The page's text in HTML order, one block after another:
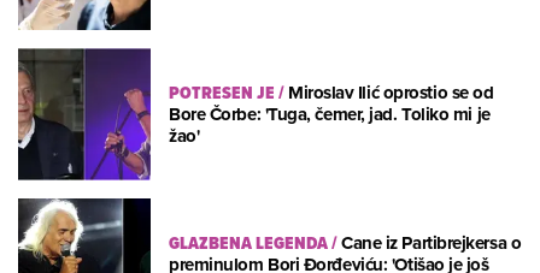
POTRESEN JE/Miroslav Ilić oprostio se od
Bore Čorbe: 'Tuga, čemer, jad. Toliko mi je
žao'
GLAZBENA LEGENDA/Cane iz Partibrejkersa o
preminulom Bori Đorđeviću: 'Otišao je još